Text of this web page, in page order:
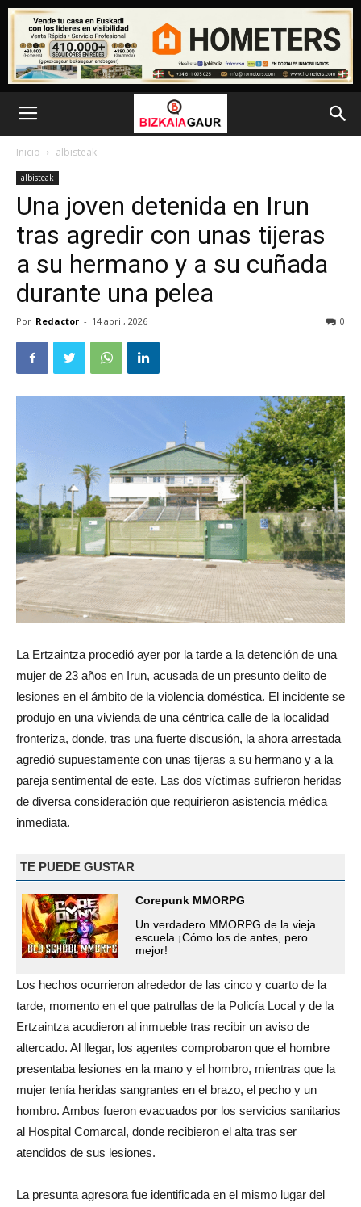
Inicio albisteak
albisteak
Una joven detenida en Irun
tras agredir con unas tijeras
a su hermano y a su cuñada
durante una pelea
Por Redactor - 14 abril, 2026 0
La Ertzaintza procedió ayer por la tarde a la detención de una
mujer de 23 años en Irun, acusada de un presunto delito de
lesiones en el ámbito de la violencia doméstica. El incidente se
produjo en una vivienda de una céntrica calle de la localidad
fronteriza, donde, tras una fuerte discusión, la ahora arrestada
agredió supuestamente con unas tijeras a su hermano y a la
pareja sentimental de este. Las dos víctimas sufrieron heridas
de diversa consideración que requirieron asistencia médica
inmediata.
TE PUEDE GUSTAR
Corepunk MMORPG
Un verdadero MMORPG de la vieja
escuela ¡Cómo los de antes, pero
mejor!
Los hechos ocurrieron alrededor de las cinco y cuarto de la
tarde, momento en el que patrullas de la Policía Local y de la
Ertzaintza acudieron al inmueble tras recibir un aviso de
altercado. Al llegar, los agentes comprobaron que el hombre
presentaba lesiones en la mano y el hombro, mientras que la
mujer tenía heridas sangrantes en el brazo, el pecho y un
hombro. Ambos fueron evacuados por los servicios sanitarios
al Hospital Comarcal, donde recibieron el alta tras ser
atendidos de sus lesiones.
La presunta agresora fue identificada en el mismo lugar del